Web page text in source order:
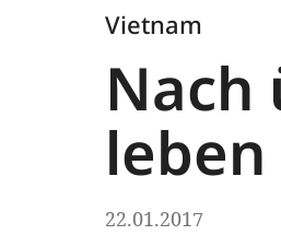
Vietnam
leben
22.01.2017